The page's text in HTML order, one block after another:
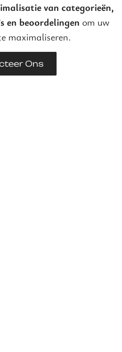
van categorieën,
en beoordelingen om uw
maximaliseren.
Ons